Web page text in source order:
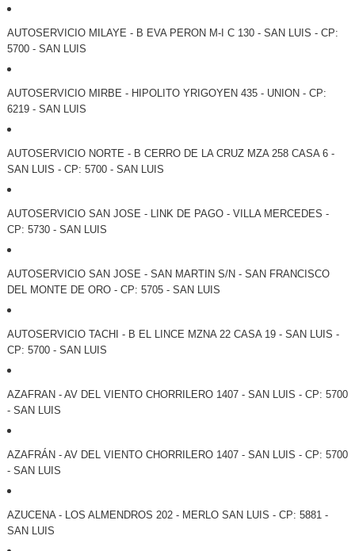
AUTOSERVICIO MILAYE - B EVA PERON M-I C 130 - SAN LUIS - CP:
5700 - SAN LUIS
AUTOSERVICIO MIRBE - HIPOLITO YRIGOYEN 435 - UNION - CP:
6219 - SAN LUIS
AUTOSERVICIO NORTE - B CERRO DE LA CRUZ MZA 258 CASA 6 -
SAN LUIS - CP: 5700 - SAN LUIS
AUTOSERVICIO SAN JOSE - LINK DE PAGO - VILLA MERCEDES -
CP: 5730 - SAN LUIS
AUTOSERVICIO SAN JOSE - SAN MARTIN S/N - SAN FRANCISCO
DEL MONTE DE ORO - CP: 5705 - SAN LUIS
AUTOSERVICIO TACHI - B EL LINCE MZNA 22 CASA 19 - SAN LUIS -
CP: 5700 - SAN LUIS
AZAFRAN - AV DEL VIENTO CHORRILERO 1407 - SAN LUIS - CP: 5700
- SAN LUIS
AZAFRÁN - AV DEL VIENTO CHORRILERO 1407 - SAN LUIS - CP: 5700
- SAN LUIS
AZUCENA - LOS ALMENDROS 202 - MERLO SAN LUIS - CP: 5881 -
SAN LUIS